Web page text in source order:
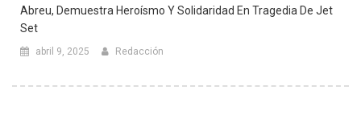
Abreu, Demuestra Heroísmo Y Solidaridad En Tragedia De Jet
Set
abril 9, 2025 Redacción